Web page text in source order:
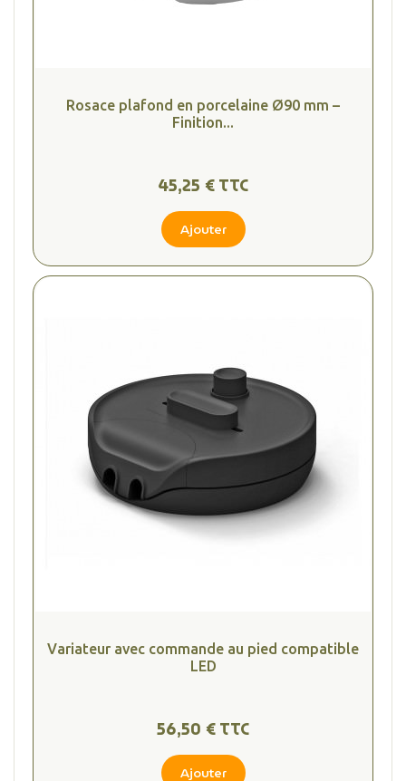
Rosace plafond en porcelaine Ø90 mm –
Finition...
45,25 € TTC
Ajouter
Variateur avec commande au pied compatible
LED
56,50 € TTC
Ajouter